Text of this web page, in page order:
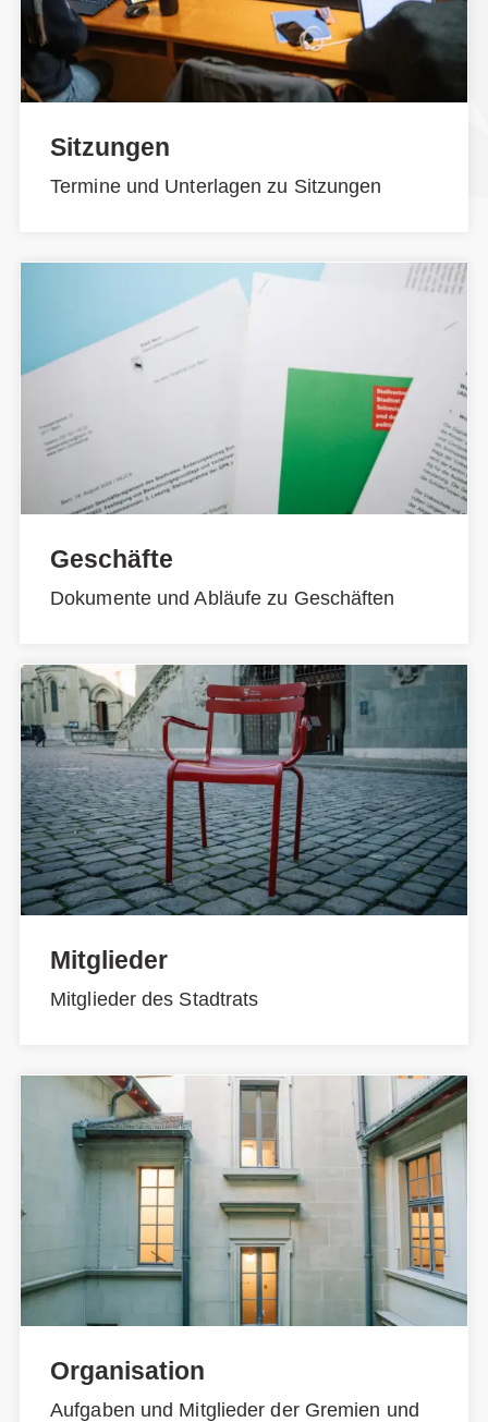
Sitzungen
Termine und Unterlagen zu Sitzungen
Geschäfte
Dokumente und Abläufe zu Geschäften
Mitglieder
Mitglieder des Stadtrats
Organisation
Aufgaben und Mitglieder der Gremien und